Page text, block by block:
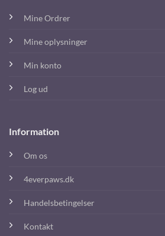
Mine Ordrer
Mine oplysninger
Min konto
Log ud
Information
Om os
4everpaws.dk
Handelsbetingelser
Kontakt